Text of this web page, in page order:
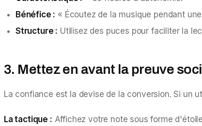
Bénéfice : « Écoutez de la musique pendant
Structure : Utilisez des puces pour faciliter la
3. Mettez en avant la preuve
La confiance est la devise de la conversion. Si un
La tactique : Affichez votre note sous forme